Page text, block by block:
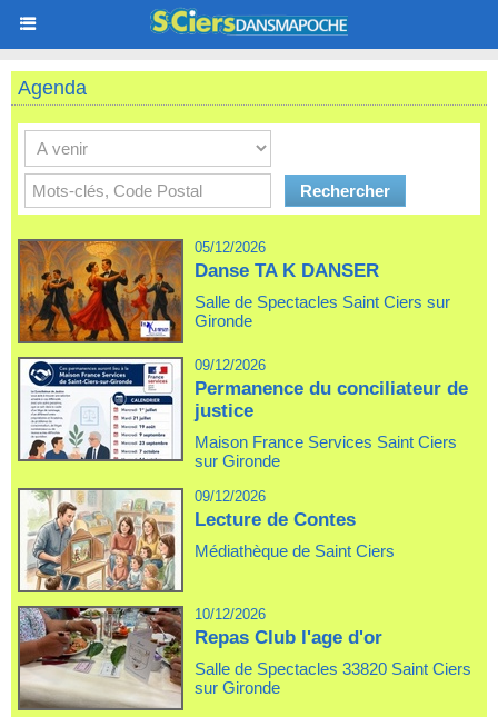
Agenda
05/12/2026
Danse TA K DANSER
Salle de Spectacles Saint Ciers sur
Gironde
09/12/2026
Permanence du conciliateur de
justice
Maison France Services Saint Ciers
sur Gironde
09/12/2026
Lecture de Contes
Médiathèque de Saint Ciers
10/12/2026
Repas Club l'age d'or
Salle de Spectacles 33820 Saint Ciers
sur Gironde